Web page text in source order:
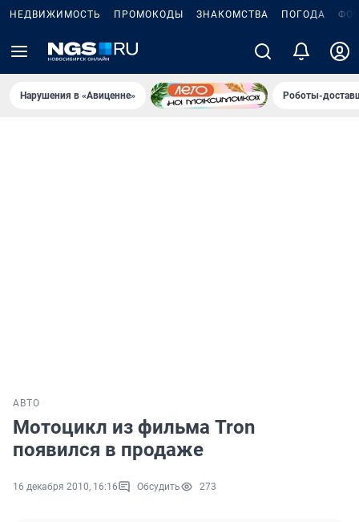
НЕДВИЖИМОСТЬ ПРОМОКОДЫ ЗНАКОМСТВА ПОГОДА
Нарушения в «Авиценне» Роботы-
АВТО
Мотоцикл из фильма Tron
появился в продаже
16 декабря 2010, 16:16 Обсудить 273